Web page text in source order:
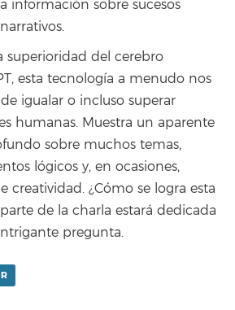
información sobre sucesos
superioridad del cerebro
esta tecnología a menudo nos
igualar o incluso superar
humanas. Muestra un aparente
sobre muchos temas,
lógicos y, en ocasiones,
creatividad. ¿Cómo se logra esta
de la charla estará dedicada
pregunta.